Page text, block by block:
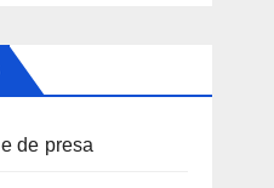
de presa